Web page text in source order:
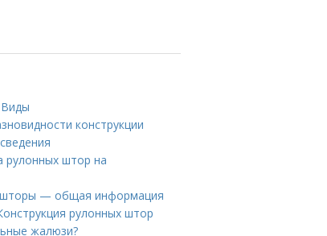
конструкции
рулонных штор на
шторы — общая информация
рулонных штор
жалюзи?